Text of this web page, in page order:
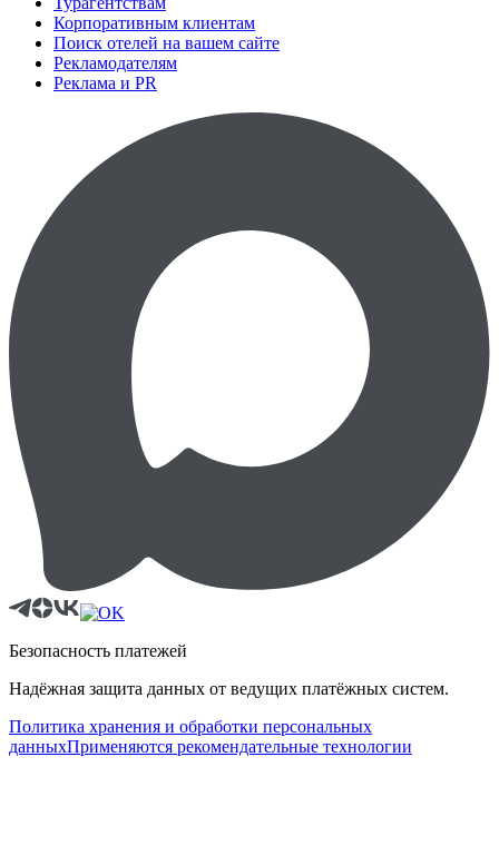
Корпоративным клиентам
Поиск отелей на вашем сайте
Рекламодателям
Реклама и PR
Безопасность платежей
Надёжная защита данных от ведущих платёжных систем.
Политика хранения и обработки персональных
данныхПрименяются рекомендательные технологии